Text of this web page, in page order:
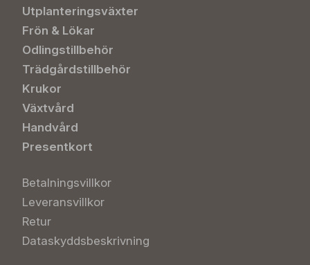
Utplanteringsväxter
Frön & Lökar
Odlingstillbehör
Trädgårdstillbehör
Krukor
Växtvård
Handvård
Presentkort
Betalningsvillkor
Leveransvillkor
Retur
Dataskyddsbeskrivning